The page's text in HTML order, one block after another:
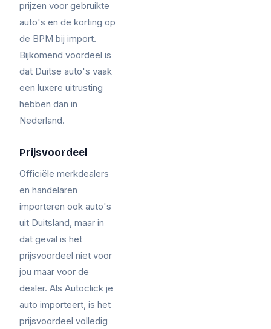
prijzen voor gebruikte
auto's en de korting op
de BPM bij import.
Bijkomend voordeel is
dat Duitse auto's vaak
een luxere uitrusting
hebben dan in
Nederland.
Prijsvoordeel
Officiële merkdealers
en handelaren
importeren ook auto's
uit Duitsland, maar in
dat geval is het
prijsvoordeel niet voor
jou maar voor de
dealer. Als Autoclick je
auto importeert, is het
prijsvoordeel volledig